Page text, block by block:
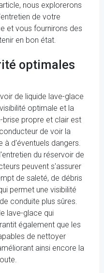
nous explorerons
de votre
et vous fournirons des
en bon état.
optimales
de liquide lave-glace
optimale et la
brise propre et clair est
de voir la
à d'éventuels dangers.
du réservoir de
peuvent s'assurer
de saleté, de débris
permet une visibilité
conduite plus sûres.
lave-glace qui
également que les
de nettoyer
ainsi encore la